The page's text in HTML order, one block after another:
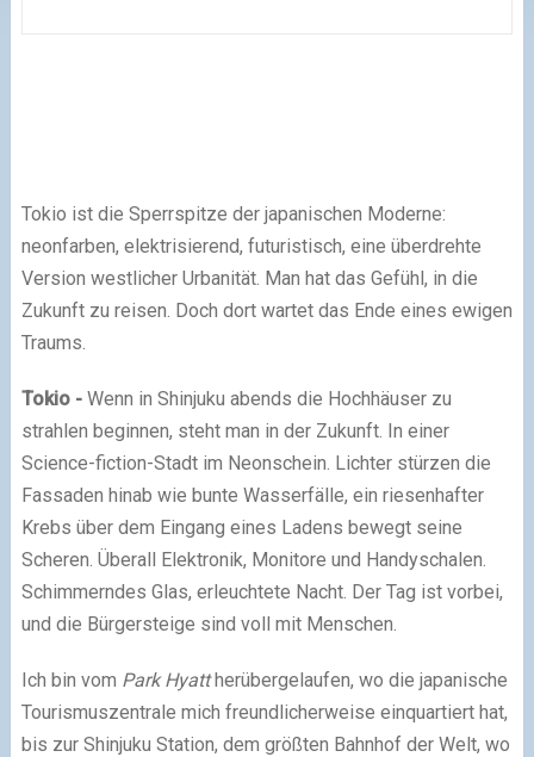
Tokio ist die Sperrspitze der japanischen Moderne:
neonfarben, elektrisierend, futuristisch, eine überdrehte
Version westlicher Urbanität. Man hat das Gefühl, in die
Zukunft zu reisen. Doch dort wartet das Ende eines ewigen
Traums.
Tokio - Wenn in Shinjuku abends die Hochhäuser zu
strahlen beginnen, steht man in der Zukunft. In einer
Science-fiction-Stadt im Neonschein. Lichter stürzen die
Fassaden hinab wie bunte Wasserfälle, ein riesenhafter
Krebs über dem Eingang eines Ladens bewegt seine
Scheren. Überall Elektronik, Monitore und Handyschalen.
Schimmerndes Glas, erleuchtete Nacht. Der Tag ist vorbei,
und die Bürgersteige sind voll mit Menschen.
Ich bin vom Park Hyattherübergelaufen, wo die japanische
Tourismuszentrale mich freundlicherweise einquartiert hat,
bis zur Shinjuku Station, dem größten Bahnhof der Welt, wo